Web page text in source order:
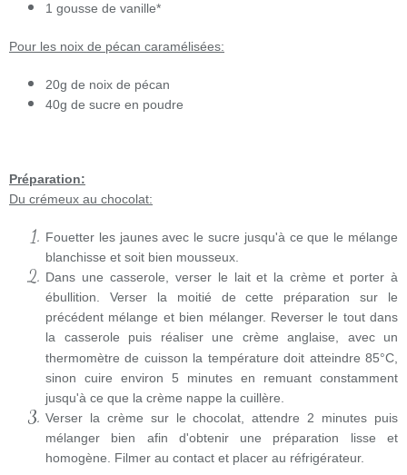
1 gousse de vanille*
Pour les noix de pécan caramélisées:
20g de noix de pécan
40g de sucre en poudre
Préparation:
Du crémeux au chocolat:
Fouetter les jaunes avec le sucre jusqu'à ce que le mélange
blanchisse et soit bien mousseux.
Dans une casserole, verser le lait et la crème et porter à
ébullition. Verser la moitié de cette préparation sur le
précédent mélange et bien mélanger. Reverser le tout dans
la casserole puis réaliser une crème anglaise, avec un
thermomètre de cuisson la température doit atteindre 85°C,
sinon cuire environ 5 minutes en remuant constamment
jusqu'à ce que la crème nappe la cuillère.
Verser la crème sur le chocolat, attendre 2 minutes puis
mélanger bien afin d'obtenir une préparation lisse et
homogène. Filmer au contact et placer au réfrigérateur.